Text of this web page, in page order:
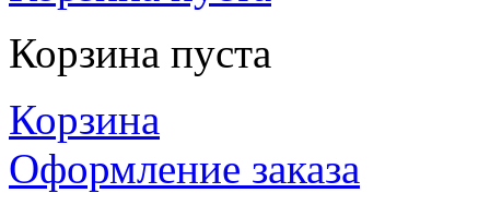
Корзина пуста
Корзина
Оформление заказа